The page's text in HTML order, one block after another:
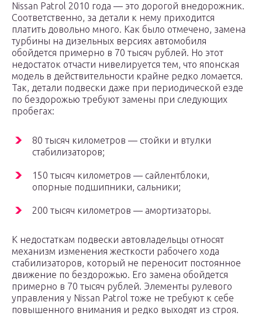
Nissan Patrol 2010 года — это дорогой внедорожник.
Соответственно, за детали к нему приходится
платить довольно много. Как было отмечено, замена
турбины на дизельных версиях автомобиля
обойдется примерно в 70 тысяч рублей. Но этот
недостаток отчасти нивелируется тем, что японская
модель в действительности крайне редко ломается.
Так, детали подвески даже при периодической езде
по бездорожью требуют замены при следующих
пробегах:
80 тысяч километров — стойки и втулки
стабилизаторов;
150 тысяч километров — сайлентблоки,
опорные подшипники, сальники;
200 тысяч километров — амортизаторы.
К недостаткам подвески автовладельцы относят
механизм изменения жесткости рабочего хода
стабилизаторов, который не переносит постоянное
движение по бездорожью. Его замена обойдется
примерно в 70 тысяч рублей. Элементы рулевого
управления у Nissan Patrol тоже не требуют к себе
повышенного внимания и редко выходят из строя.